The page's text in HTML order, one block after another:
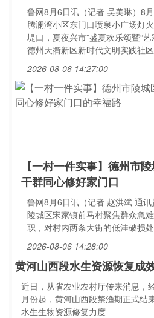
鲁网8月6日讯（记者 吴美琳）8
腾澜湾小区东门口喷泉小广场灯
堤口，夏夜兴市”盛夏欢乐颂暨“
德州天衢新区新时代文明实践社
2026-08-06 14:27:00
【一村一件实事】德州市
干群同心修好家门口
鲁网8月6日讯（记者 赵洪斌 通
陵城区宋家镇前马村聚焦群众急
职，对村内两条大街的低洼破损
2026-08-06 14:28:00
黄河山西段水生资源恢复成
近日，从省农业农村厅传来消息，
月份起，黄河山西段禁渔期正式结
水生生物资源修复力度